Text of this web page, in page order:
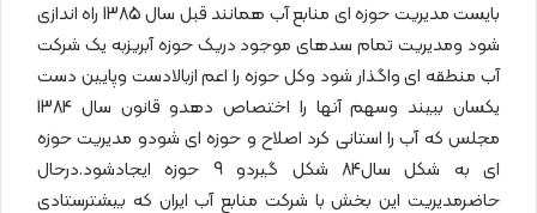
بایست مدیریت حوزه ای منابع آب همانند قبل سال 1385 راه اندازی
شود ومدیریت تمام سدهای موجود دریک حوزه آبریزبه یک شرکت
آب منطقه ای واگذار شود وکل حوزه را اعم ازبالادست وپایین دست
یکسان ببیند وسهم آنها را اختصاص دهدو قانون سال 1384
مجلس که آب را استانی کرد اصلاح و حوزه ای شودو مدیریت حوزه
ای به شکل سال84 شکل گیردو 9 حوزه ایجادشود.درحال
حاضرمدیریت این بخش با شرکت منابع آب ایران که بیشترستادی